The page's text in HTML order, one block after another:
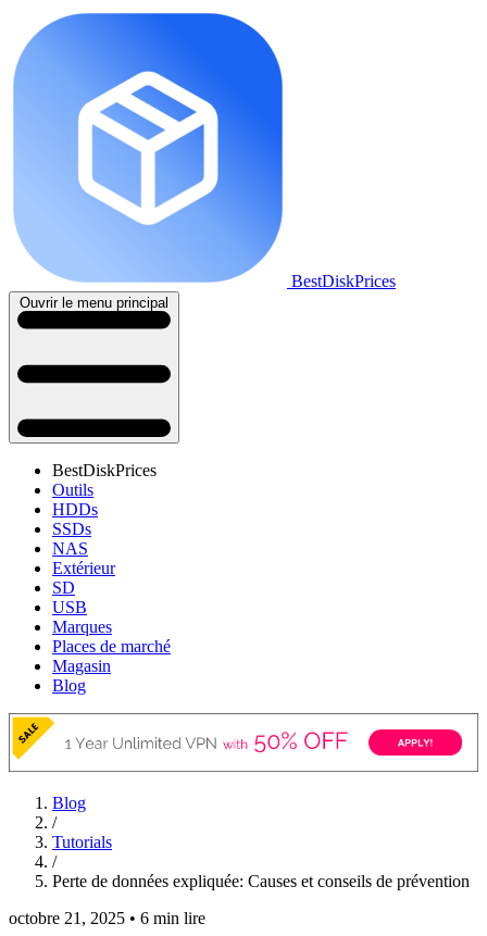
BestDiskPrices
Ouvrir le menu principal
BestDiskPrices
Outils
HDDs
SSDs
NAS
Extérieur
SD
USB
Marques
Places de marché
Magasin
Blog
Blog
/
Tutorials
/
Perte de données expliquée: Causes et conseils de prévention
octobre 21, 2025 • 6 min lire